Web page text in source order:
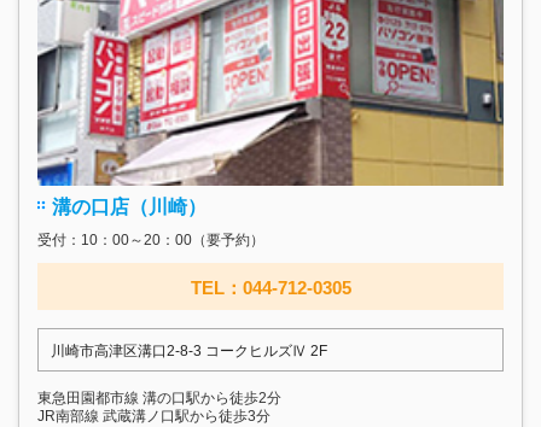
溝の口店（川崎）
受付：10：00～20：00（要予約）
TEL：044-712-0305
川崎市高津区溝口2-8-3 コークヒルズⅣ 2F
東急田園都市線 溝の口駅から徒歩2分
JR南部線 武蔵溝ノ口駅から徒歩3分